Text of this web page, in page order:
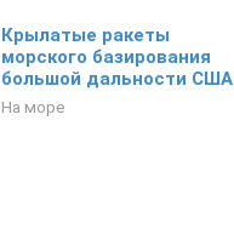
Крылатые ракеты
морского базирования
большой дальности США
На море